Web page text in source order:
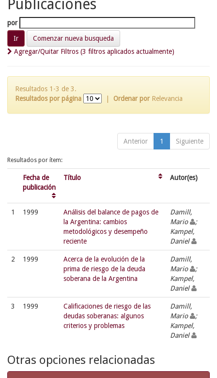
Publicaciones
por
Comenzar nueva busqueda
Agregar/Quitar Filtros (3 filtros aplicados actualmente)
Resultados 1-3 de 3.
Resultados por página
Ordenar por Relevancia
Anterior 1 Siguiente
Resultados por ítem:
Fecha de
publicación
Título Autor(es)
1 1999
Análisis del balance de pagos de
la Argentina: cambios
metodológicos y desempeño
reciente
Damill,
Mario
;
Kampel,
Daniel
2 1999
Acerca de la evolución de la
prima de riesgo de la deuda
soberana de la Argentina
Damill,
Mario
;
Kampel,
Daniel
3 1999
Calificaciones de riesgo de las
deudas soberanas: algunos
criterios y problemas
Damill,
Mario
;
Kampel,
Daniel
Otras opciones relacionadas